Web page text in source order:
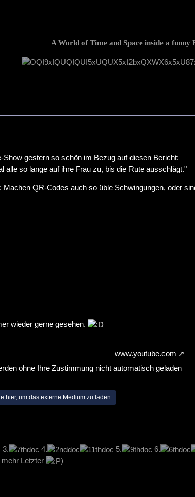
A World of Time and Space inside a funny
Show gestern so schön im Bezug auf diesen Bericht:
alle so lange auf ihre Frau zu, bis die Rute ausschlägt."
QR-Codes auch so üble Schwingungen, oder
wieder gerne gesehen.
www.youtube.com
ohne Ihre Zustimmung nicht automatisch geladen
hier, um das externe Medium zu laden.
3. 4. 5. 6.
mehr Letzter
)